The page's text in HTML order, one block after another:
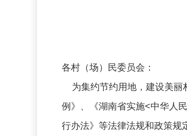
各村（场）民委员会：
为集约节约用地，建设美丽
例》、《湖南省实施<中华人
行办法》等法律法规和政策规